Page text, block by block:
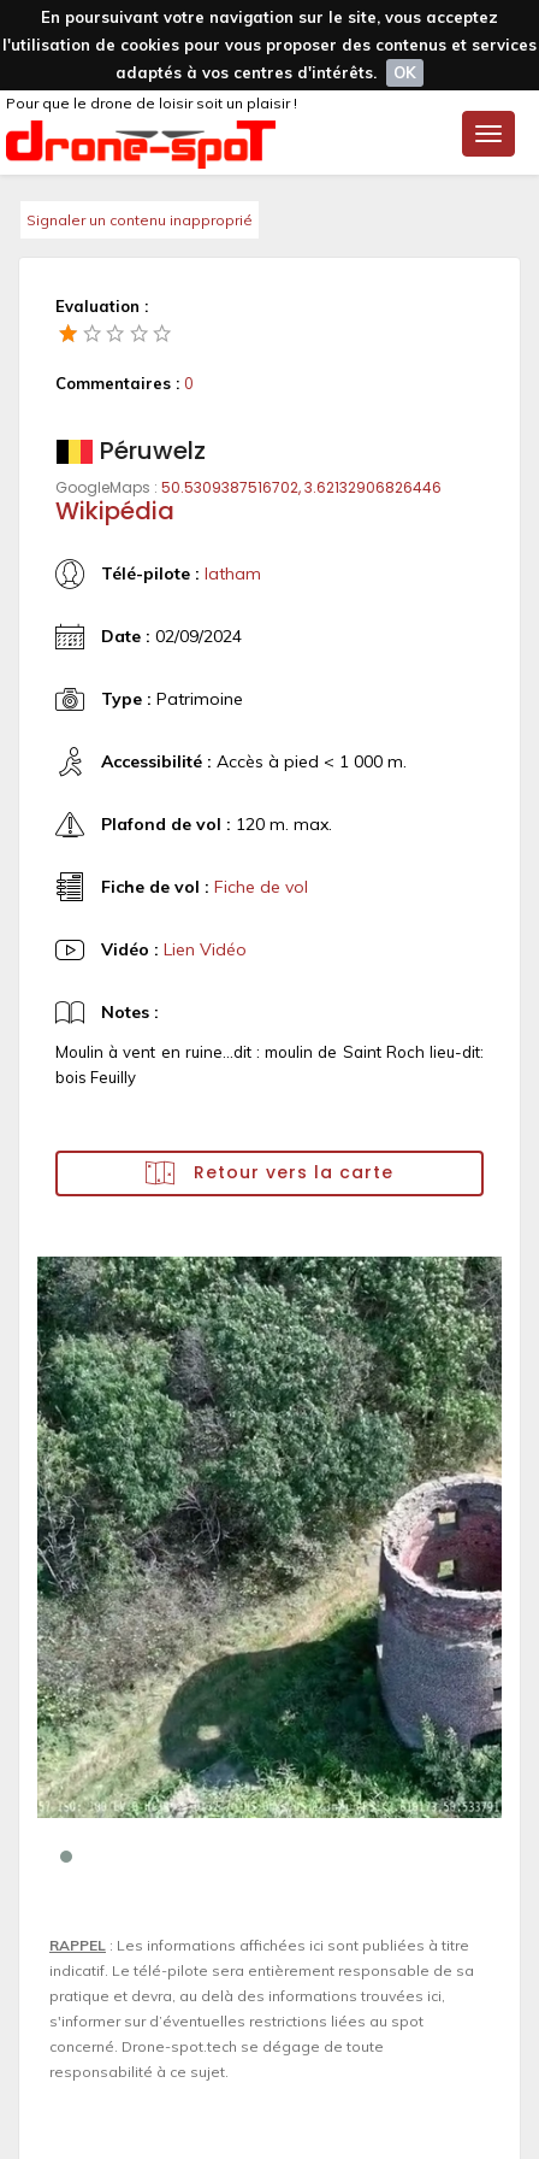
En poursuivant votre navigation sur le site, vous acceptez
l'utilisation de cookies pour vous proposer des contenus et services
adaptés à vos centres d'intérêts.
OK
Toggle
Pour que le drone de loisir soit un plaisir !
Signaler un contenu inapproprié
Evaluation :
Commentaires : 0
Péruwelz
GoogleMaps : 50.5309387516702, 3.62132906826446
Wikipédia
Télé-pilote : latham
Date : 02/09/2024
Type : Patrimoine
Accessibilité : Accès à pied < 1 000 m.
Plafond de vol : 120 m. max.
Fiche de vol : Fiche de vol
Vidéo : Lien Vidéo
Notes :
Moulin à vent en ruine...dit : moulin de Saint Roch lieu-dit:
bois Feuilly
Retour vers la carte
RAPPEL : Les informations affichées ici sont publiées à titre
indicatif. Le télé-pilote sera entièrement responsable de sa
pratique et devra, au delà des informations trouvées ici,
s'informer sur d’éventuelles restrictions liées au spot
concerné. Drone-spot.tech se dégage de toute
responsabilité à ce sujet.